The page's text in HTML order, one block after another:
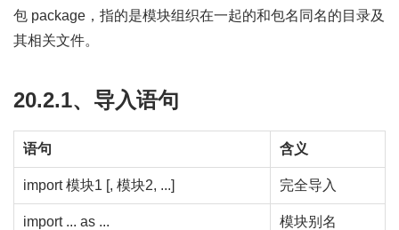
包 package，指的是模块组织在一起的和包名同名的目录及
其相关文件。
20.2.1、导入语句
语句 含义
import 模块1 [, 模块2, ...] 完全导入
import ... as ... 模块别名